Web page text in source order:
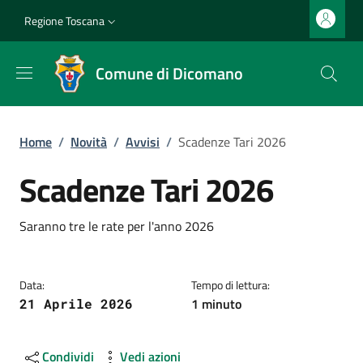
Slim top
Regione Toscana
Comune di Dicomano
Briciole di pane
Home / Novità / Avvisi / Scadenze Tari 2026
Scadenze Tari 2026
Dettagli
Descrizione breve
Saranno tre le rate per l'anno 2026
Data:
21 Aprile 2026
Tempo di lettura:
1 minuto
Condividi Vedi azioni